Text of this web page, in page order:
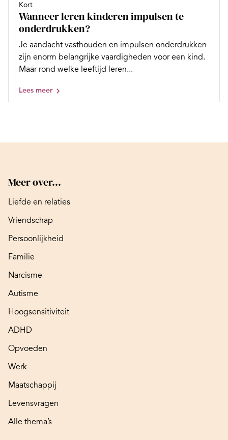
Kort
Wanneer leren kinderen impulsen te
onderdrukken?
Je aandacht vasthouden en impulsen onderdrukken
zijn enorm belangrijke vaardigheden voor een kind.
Maar rond welke leeftijd leren...
Lees meer
Meer over...
Liefde en relaties
Vriendschap
Persoonlijkheid
Familie
Narcisme
Autisme
Hoogsensitiviteit
ADHD
Opvoeden
Werk
Maatschappij
Levensvragen
Alle thema’s